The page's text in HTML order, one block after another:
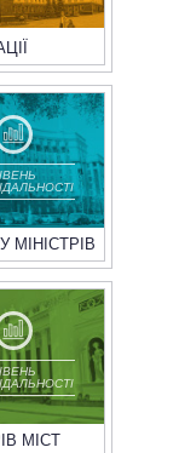
МІНІСТРІВ
МІСТ